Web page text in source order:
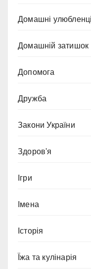
Домашні улюбленці
Домашній затишок
Допомога
Дружба
Закони України
Здоров'я
Ігри
Імена
Історія
Їжа та кулінарія